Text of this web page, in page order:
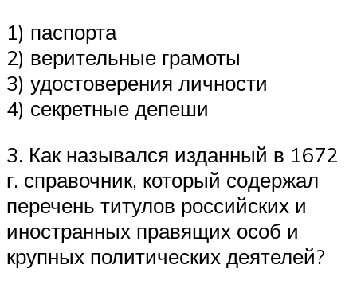
1) паспорта
2) верительные грамоты
3) удостоверения личности
4) секретные депеши
3. Как назывался изданный в 1672
г. справочник, который со­держал
перечень титулов российских и
иностранных правя­щих особ и
крупных политических деятелей?